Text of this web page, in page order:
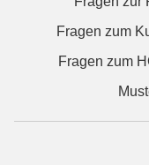
Fragen zum
Fragen zum